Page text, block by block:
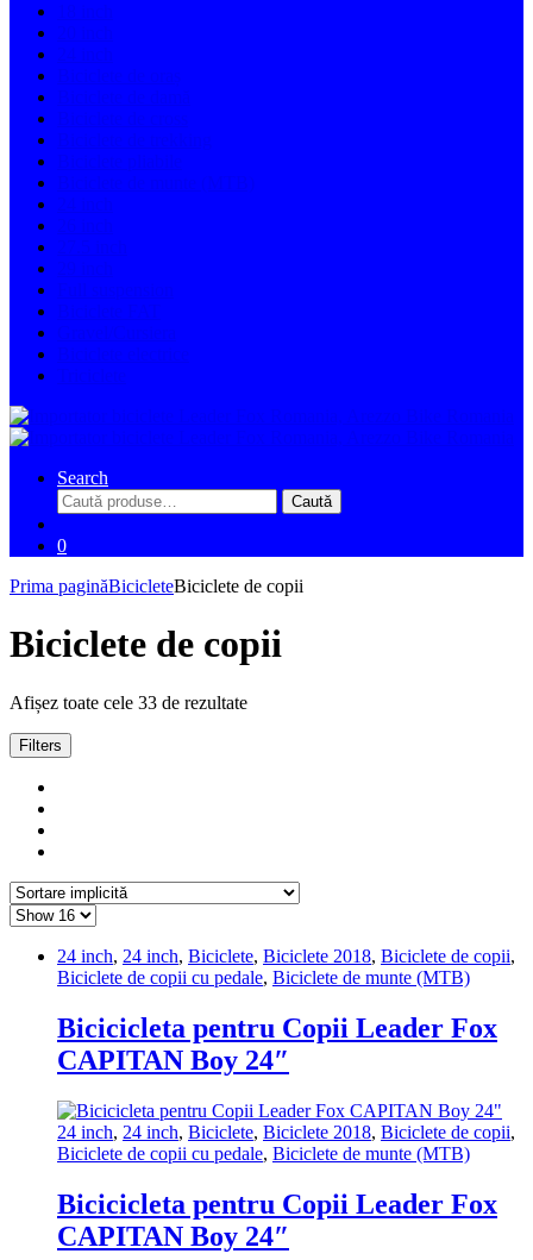
Search
Caută
după:
Caută
0
Prima paginăBicicleteBiciclete de copii
Biciclete de copii
Afișez toate cele 33 de rezultate
Filters
24 inch, 24 inch, Biciclete, Biciclete 2018, Biciclete de copii,
Biciclete de copii cu pedale, Biciclete de munte (MTB)
Bicicicleta pentru Copii Leader Fox
CAPITAN Boy 24″
24 inch, 24 inch, Biciclete, Biciclete 2018, Biciclete de copii,
Biciclete de copii cu pedale, Biciclete de munte (MTB)
Bicicicleta pentru Copii Leader Fox
CAPITAN Boy 24″